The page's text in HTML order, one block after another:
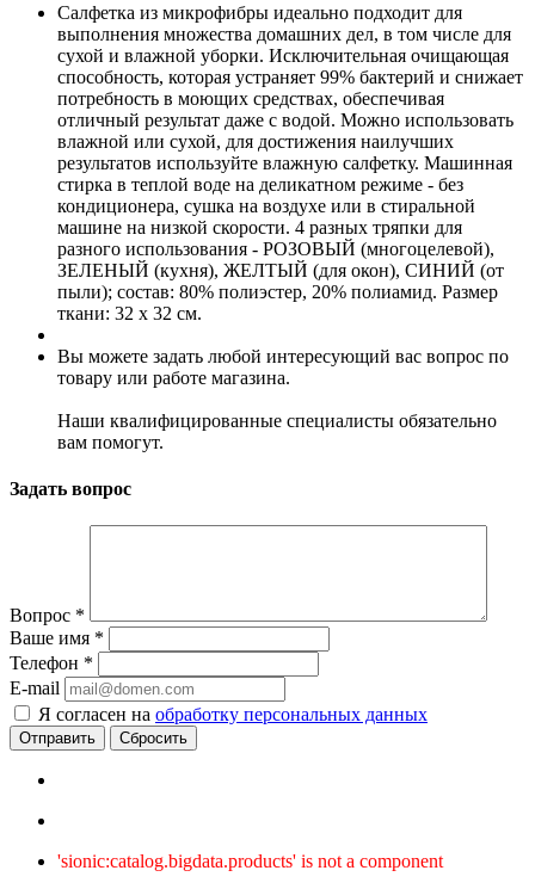
Салфетка из микрофибры идеально подходит для
выполнения множества домашних дел, в том числе для
сухой и влажной уборки. Исключительная очищающая
способность, которая устраняет 99% бактерий и снижает
потребность в моющих средствах, обеспечивая
отличный результат даже с водой. Можно использовать
влажной или сухой, для достижения наилучших
результатов используйте влажную салфетку. Машинная
стирка в теплой воде на деликатном режиме - без
кондиционера, сушка на воздухе или в стиральной
машине на низкой скорости. 4 разных тряпки для
разного использования - РОЗОВЫЙ (многоцелевой),
ЗЕЛЕНЫЙ (кухня), ЖЕЛТЫЙ (для окон), СИНИЙ (от
пыли); состав: 80% полиэстер, 20% полиамид. Размер
ткани: 32 х 32 см.
Вы можете задать любой интересующий вас вопрос по
товару или работе магазина.
Наши квалифицированные специалисты обязательно
вам помогут.
Задать вопрос
Вопрос *
Ваше имя *
Телефон *
E-mail
Я согласен на обработку персональных данных
Сбросить
'sionic:catalog.bigdata.products' is not a component